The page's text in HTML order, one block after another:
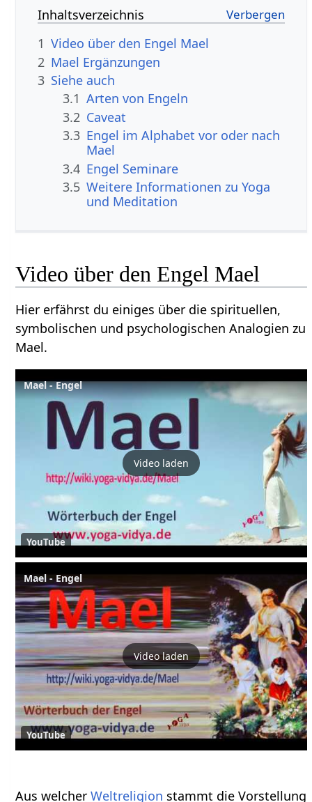
Inhaltsverzeichnis
1 Video über den Engel Mael
2 Mael Ergänzungen
3 Siehe auch
3.1 Arten von Engeln
3.2 Caveat
3.3 Engel im Alphabet vor oder nach
Mael
3.4 Engel Seminare
3.5 Weitere Informationen zu Yoga
und Meditation
Video über den Engel Mael
Hier erfährst du einiges über die spirituellen,
symbolischen und psychologischen Analogien zu
Mael.
Mael - Engel
Video laden
YouTube
Mael - Engel
Video laden
YouTube
Aus welcherWeltreligion stammt die Vorstellung